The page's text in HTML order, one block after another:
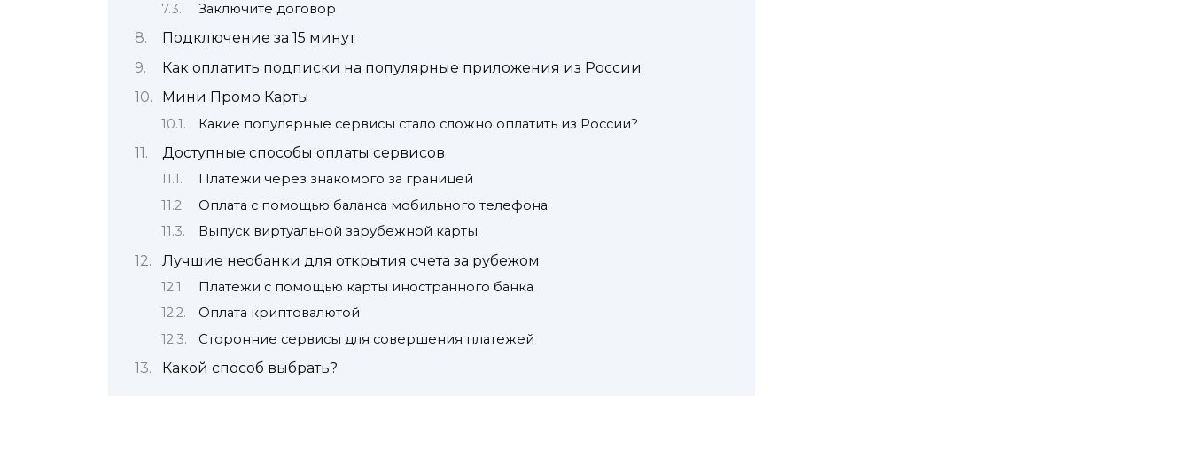
Заключите договор
Подключение за 15 минут
Как оплатить подписки на популярные приложения из России
Мини Промо Карты
Какие популярные сервисы стало сложно оплатить из России?
Доступные способы оплаты сервисов
Платежи через знакомого за границей
Оплата с помощью баланса мобильного телефона
Выпуск виртуальной зарубежной карты
Лучшие необанки для открытия счета за рубежом
Платежи с помощью карты иностранного банка
Оплата криптовалютой
Сторонние сервисы для совершения платежей
Какой способ выбрать?